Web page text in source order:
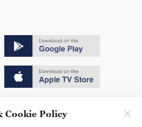
Cookie Policy